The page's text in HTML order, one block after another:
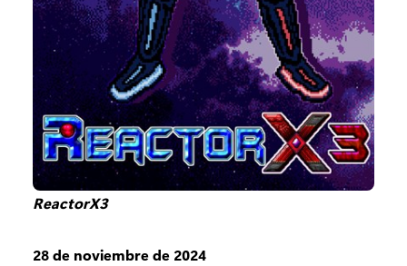
ReactorX3
28 de noviembre de 2024